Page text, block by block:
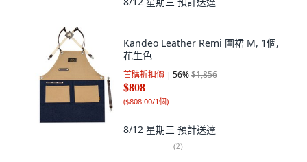
Kandeo Leather Remi 圍裙 M, 1個,
花生色
首購折扣價 56%$1,856
$808
($808.00/1個)
8/12 星期三 預計送達
(2)